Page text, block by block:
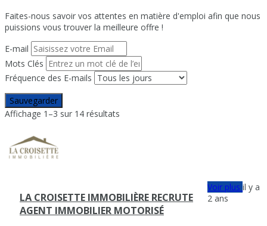
Faites-nous savoir vos attentes en matière d'emploi afin que nous
puissions vous trouver la meilleure offre !
E-mail
Mots Clés
Fréquence des E-mails
Sauvegarder
Affichage 1–3 sur 14 résultats
LA CROISETTE IMMOBILIÈRE RECRUTE
AGENT IMMOBILIER MOTORISÉ
Voir plusil y a
2 ans